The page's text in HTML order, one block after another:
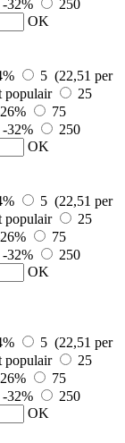
-32%
250
OK
5 (22,51 per
populair
25
75
-32%
250
OK
5 (22,51 per
populair
25
75
-32%
250
OK
5 (22,51 per
populair
25
75
-32%
250
OK